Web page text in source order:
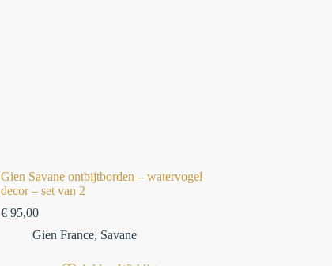
⁠Gien Savane ontbijtborden – watervogel
decor⁠ – set van 2
€ 95,00
Gien France, Savane